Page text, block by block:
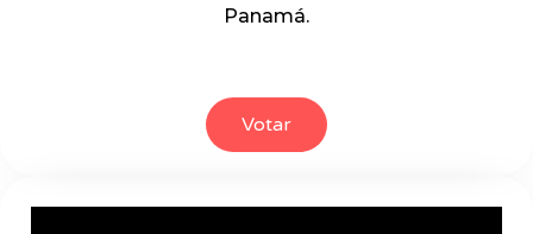
Panamá.
Votar